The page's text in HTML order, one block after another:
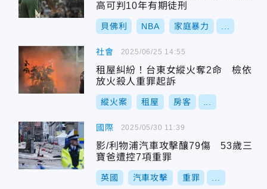
高可判10年有期徒刑
貝佛利 NBA 家庭暴力
社會
租屋糾紛！台東女縱火奪2命 檢依
放火殺人重罪起訴
縱火案 租屋 房客
2025/06/25 14:55
國際
影/利物浦汽車攻擊釀79傷 53歲三
寶爸遭控7項重罪
英國 汽車攻擊 重罪
2025/05/30 11:39